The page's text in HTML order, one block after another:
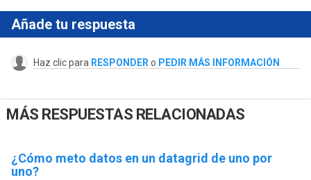
Añade tu respuesta
Haz clic para RESPONDER o PEDIR MÁS INFORMACIÓN
MÁS RESPUESTAS RELACIONADAS
¿Cómo meto datos en un datagrid de uno por
uno?